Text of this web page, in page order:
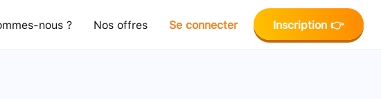
nous ? Nos offres Se connecter Inscription 👉